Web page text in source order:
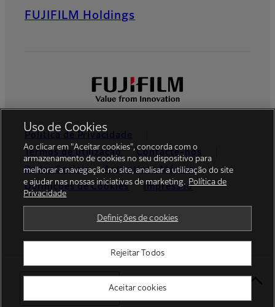
Select Your Location
FUJIFILM Holdings
Política de Privacidade
Termos de utilização
Contacte-nos
Redes Sociais
Aplicativos Móveis
Definições de Cookies
Impressão
© FUJIFILM Europe GmbH
Uso de Cookies
Ao clicar em "Aceitar cookies", concorda com o
armazenamento de cookies no seu dispositivo para
melhorar a navegação no site, analisar a utilização do site
e ajudar nas nossas iniciativas de marketing. Política de
Privacidade
Definições de cookies
Rejeitar Todos
Aceitar cookies